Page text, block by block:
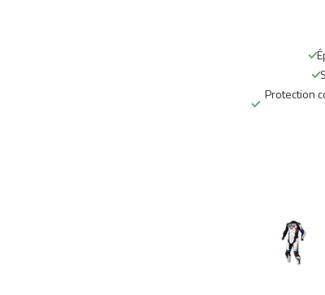
Protection